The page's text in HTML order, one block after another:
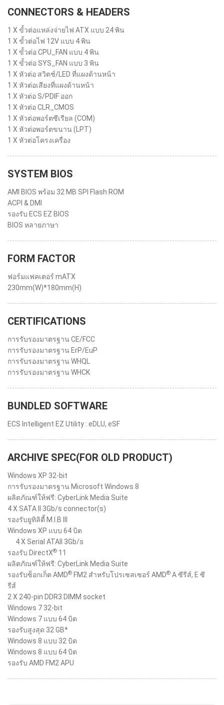
CONNECTORS & HEADERS
1 X ขั้วต่อแหล่งจ่ายไฟ ATX แบบ 24 พิน
1 X ขั้วต่อไฟ 12V แบบ 4 พิน
1 X ขั้วต่อ CPU_FAN แบบ 4 พิน
1 X ขั้วต่อ SYS_FAN แบบ 3 พิน
1 X หัวต่อ สวิตช์/LED ที่แผงด้านหน้า
1 X หัวต่อเสียงที่แผงด้านหน้า
1 X หัวต่อ S/PDIF ออก
1 X หัวต่อ CLR_CMOS
1 X หัวต่อพอร์ตซีเรียล (COM)
1 X หัวต่อพอร์ตขนาน (LPT)
1 X หัวต่อโครงเครื่อง
SYSTEM BIOS
AMI BIOS พร้อม 32 MB SPI Flash ROM
ACPI & DMI
รองรับ ECS EZ BIOS
BIOS หลายภาษา
FORM FACTOR
ฟอร์มแฟคเตอร์ mATX
230mm(W)*180mm(H)
CERTIFICATIONS
การรับรองมาตรฐาน CE/FCC
การรับรองมาตรฐาน ErP/EuP
การรับรองมาตรฐาน WHQL
การรับรองมาตรฐาน WHCK
BUNDLED SOFTWARE
ECS Intelligent EZ Utility : eDLU, eSF
ARCHIVE SPEC(FOR OLD PRODUCT)
Windows XP 32-bit
การรับรองมาตรฐาน Microsoft Windows 8
ผลิตภัณฑ์ให้ฟรี: CyberLink Media Suite
4 X SATA II 3Gb/s connector(s)
รองรับยูทิลิตี้ M.I.B III
Windows XP แบบ 64 บิต
4 X Serial ATAII 3Gb/s
รองรับ DirectX® 11
ผลิตภัณฑ์ให้ฟรี: CyberLink Media Suite
รองรับซ็อกเก็ต AMD® FM2 สำหรับโปรเซสเซอร์ AMD® A ซีรีส์, E ซี
รีส์
2 X 240-pin DDR3 DIMM socket
Windows 7 32-bit
Windows 7 แบบ 64 บิต
รองรับสูงสุด 32 GB*
Windows 8 แบบ 32 บิต
Windows 8 แบบ 64 บิต
รองรับ AMD FM2 APU